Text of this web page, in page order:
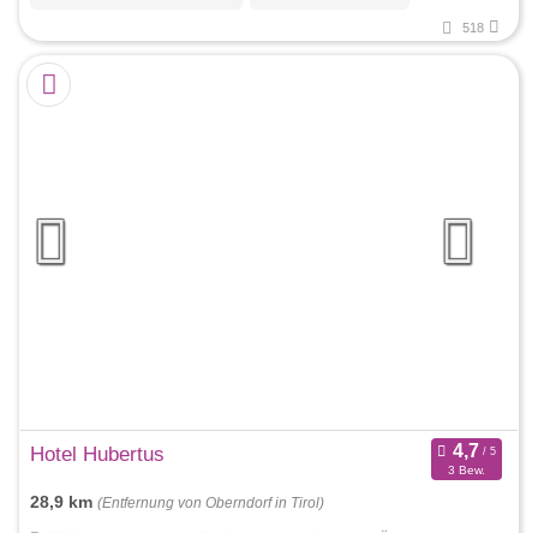
518
Hotel Hubertus
3 Bew.
28,9 km (Entfernung von Oberndorf in Tirol)